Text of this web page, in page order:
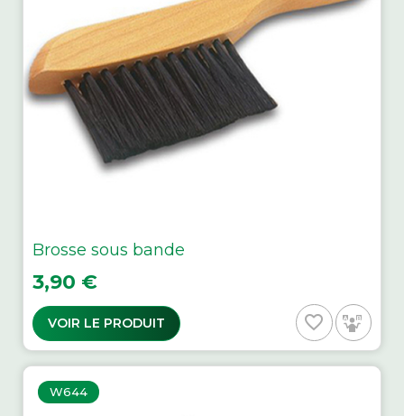
Brosse sous bande
Prix
3,90 €
VOIR LE PRODUIT favorite_border
W644